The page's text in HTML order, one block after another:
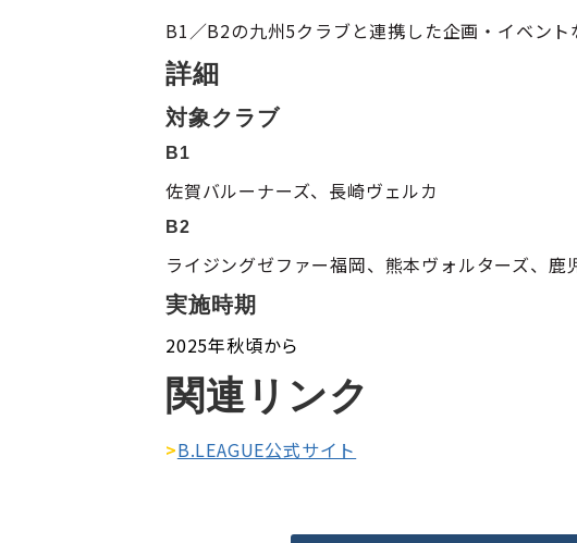
B1／B2の九州5クラブと連携した企画・イベン
詳細
対象クラブ
B1
佐賀バルーナーズ、長崎ヴェルカ
B2
ライジングゼファー福岡、熊本ヴォルターズ、鹿
実施時期
2025年秋頃から
関連リンク
>B.LEAGUE公式サイト